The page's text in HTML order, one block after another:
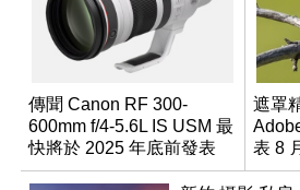
傳聞 Canon RF 300-
600mm f/4-5.6L IS USM 最
快將於 2025 年底前發表
遮罩
表 8